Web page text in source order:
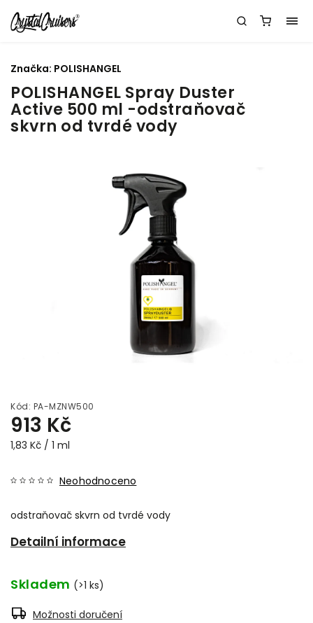
POLISHANGEL Spray Duster
Active 500 ml -odstraňovač
skvrn od tvrdé vody
Kód: PA-MZNW500
913 Kč
1,83 Kč / 1 ml
Neohodnoceno
odstraňovač skvrn od tvrdé vody
Detailní informace
Značka: POLISHANGEL
Skladem (>1 ks)
Možnosti doručení